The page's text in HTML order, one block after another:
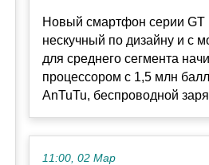
Новый смартфон серии GT
нескучный по дизайну и с
для среднего сегмента
процессором с 1,5 млн
AnTuTu, беспроводной
11:00, 02 Мар